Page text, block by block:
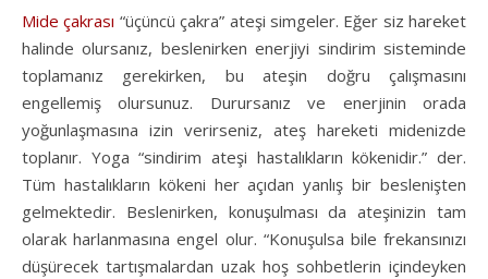
Mide çakrası “üçüncü çakra” ateşi simgeler. Eğer siz hareket
halinde olursanız, beslenirken enerjiyi sindirim sisteminde
toplamanız gerekirken, bu ateşin doğru çalışmasını
engellemiş olursunuz. Durursanız ve enerjinin orada
yoğunlaşmasına izin verirseniz, ateş hareketi midenizde
toplanır. Yoga “sindirim ateşi hastalıkların kökenidir.” der.
Tüm hastalıkların kökeni her açıdan yanlış bir beslenişten
gelmektedir. Beslenirken, konuşulması da ateşinizin tam
olarak harlanmasına engel olur. “Konuşulsa bile frekansınızı
düşürecek tartışmalardan uzak hoş sohbetlerin içindeyken